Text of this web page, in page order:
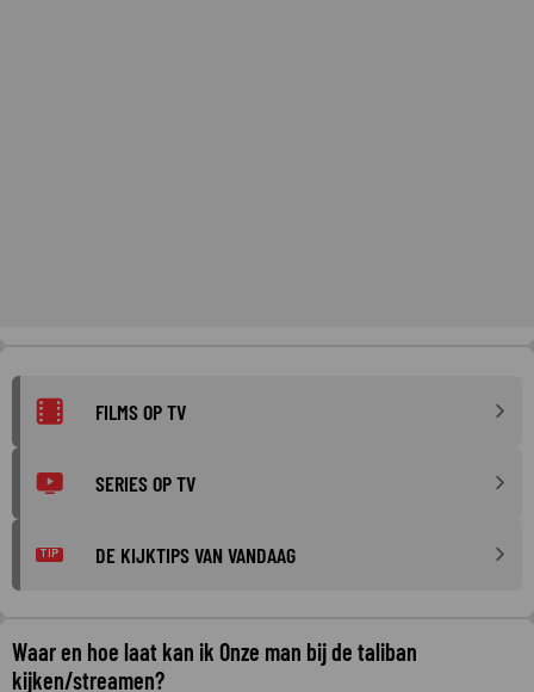
FILMS OP TV
SERIES OP TV
TIP DE KIJKTIPS VAN VANDAAG
Waar en hoe laat kan ik Onze man bij de taliban
kijken/streamen?